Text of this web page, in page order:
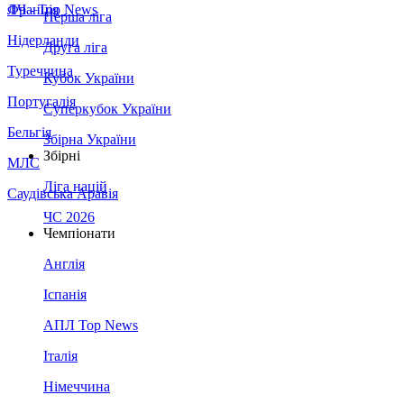
Франція
Нідерланди
Туреччина
Португалія
Бельгія
МЛС
Саудівська Аравія
ЛЧ - Top News
Перша ліга
Друга ліга
Кубок України
Суперкубок України
Збірна України
Збірні
Ліга націй
ЧС 2026
Чемпіонати
Англія
Іспанія
АПЛ Top News
Італія
Німеччина